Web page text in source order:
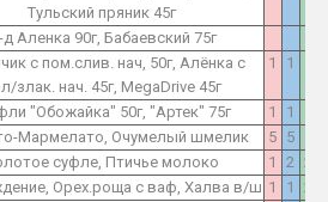
Тульский пряник 45г
Аленка 90г, Бабаевский 75г
с пом.слив. нач, 50г, Алёнка с
злак. нач. 45г, MegaDrive 45г
1 1
"Обожайка" 50г, "Артек" 75г 1 1
Мармелато, Очумелый шмелик
5 5
суфле, Птичье молоко
1 2 2
Орех.роща с ваф, Халва в/ш 1 1
2